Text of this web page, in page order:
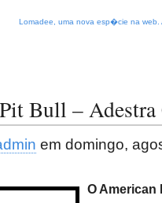
Lomadee, uma nova esp�cie na web.
Bull – Adestra
em domingo,
O American